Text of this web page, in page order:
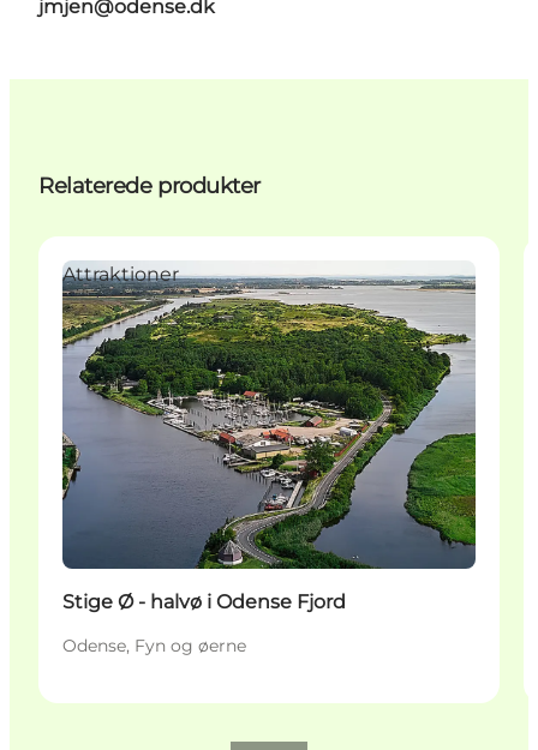
jmjen@odense.dk
Relaterede produkter
Attraktioner
Stige Ø - halvø i Odense Fjord
Odense, Fyn og øerne